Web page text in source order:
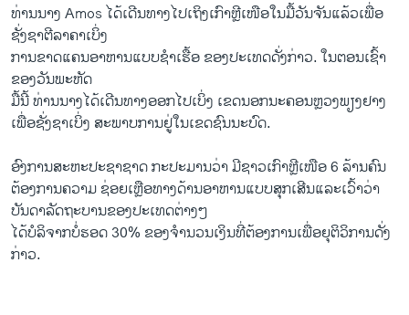
ທ່ານນາງ Amos ໄດ້ເດີນທາງໄປເຖິງເກົາຫຼີເໜືອໃນມື້ວັນຈັນແລ້ວເພື່ອ
ຊັ່ງຊາຕີລາຄາເບິ່ງ
ການຂາດແຄນອາຫານແບບຊໍາເຮື້ອ ຂອງປະເທດດັ່ງກ່າວ. ໃນຕອນເຊົ້າ
ຂອງວັນພະຫັດ
ມື້ນີ້ ທ່ານນາງໄດ້ເດີນທາງອອກໄປເບິ່ງ ເຂດນອກນະຄອນຫຼວງພຽງຢາງ
ເພື່ອຊັ່ງຊາເບິ່ງ ສະພາບການຢູ່ໃນເຂດຊົນນະບົດ.
ອົງການສະຫະປະຊາຊາດ ກະປະມານວ່າ ມີຊາວເກົາຫຼີເໜືອ 6 ລ້ານຄົນ
ຕ້ອງການຄວາມ ຊ່ອຍເຫຼືອທາງດ້ານອາຫານແບບສຸກເສີນແລະເວົ້າວ່າ
ບັນດາລັດຖະບານຂອງປະເທດຕ່າງໆ
ໄດ້ບໍລິຈາກບໍ່ຮອດ 30% ຂອງຈຳນວນເງິນທີ່ຕ້ອງການເພື່ອຍຸຕິວິການດັ່ງ
ກ່າວ.